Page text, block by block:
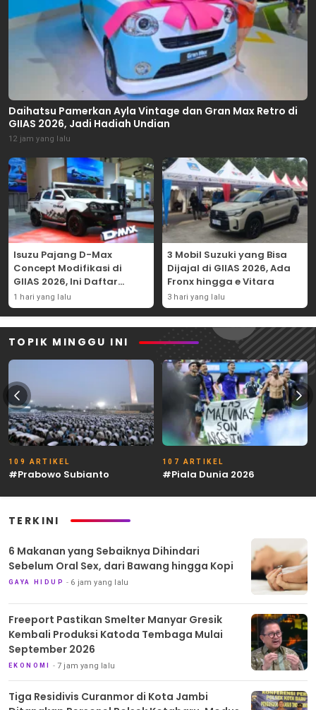
Daihatsu Pamerkan Ayla Vintage dan Gran Max Retro di
GIIAS 2026, Jadi Hadiah Undian
12 jam yang lalu
Isuzu Pajang D-Max
Concept Modifikasi di
GIIAS 2026, Ini Daftar
Ubahannya
1 hari yang lalu
3 Mobil Suzuki yang Bisa
Dijajal di GIIAS 2026, Ada
Fronx hingga e Vitara
3 hari yang lalu
TOPIK MINGGU INI
109 ARTIKEL
#Prabowo Subianto
107 ARTIKEL
#Piala Dunia 2026
TERKINI
6 Makanan yang Sebaiknya Dihindari
Sebelum Oral Sex, dari Bawang hingga Kopi
GAYA HIDUP 6 jam yang lalu
Freeport Pastikan Smelter Manyar Gresik
Kembali Produksi Katoda Tembaga Mulai
September 2026
EKONOMI 7 jam yang lalu
Tiga Residivis Curanmor di Kota Jambi